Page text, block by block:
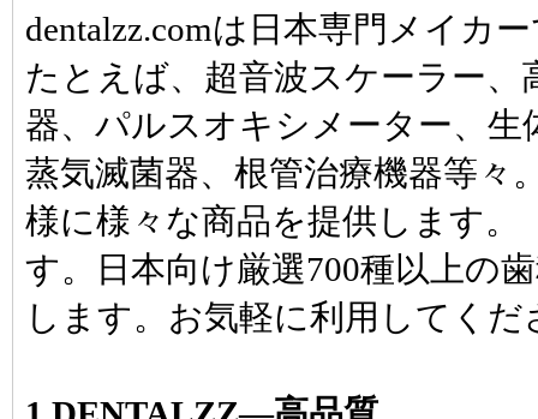
dentalzz.comは日本専門メイカ
たとえば、超音波スケーラー
器、パルスオキシメーター、
蒸気滅菌器、根管治療機器等々
様に様々な商品を提供します。
す。日本向け厳選700種以上の
します。お気軽に利用してくだ